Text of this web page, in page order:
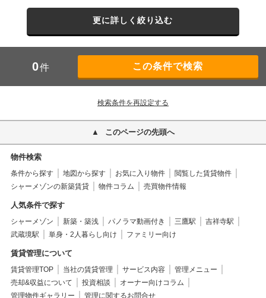
更に詳しく絞り込む
0件
検索条件を再設定する
このページの先頭へ
物件検索
条件から探す 地図から探す お気に入り物件
閲覧した賃貸物件
シャーメゾンの新築賃貸
物件コラム 売買物件情報
人気条件で探す
シャーメゾン 新築・築浅 パノラマ動画付き 三鷹駅
吉祥寺駅
武蔵境駅
単身・2人暮らし向け ファミリー向け
賃貸管理について
賃貸管理TOP 当社の賃貸管理 サービス内容
管理メニュー
売却&収益について
投資相談
オーナー向けコラム
管理物件ギャラリー
管理に関するお問合せ